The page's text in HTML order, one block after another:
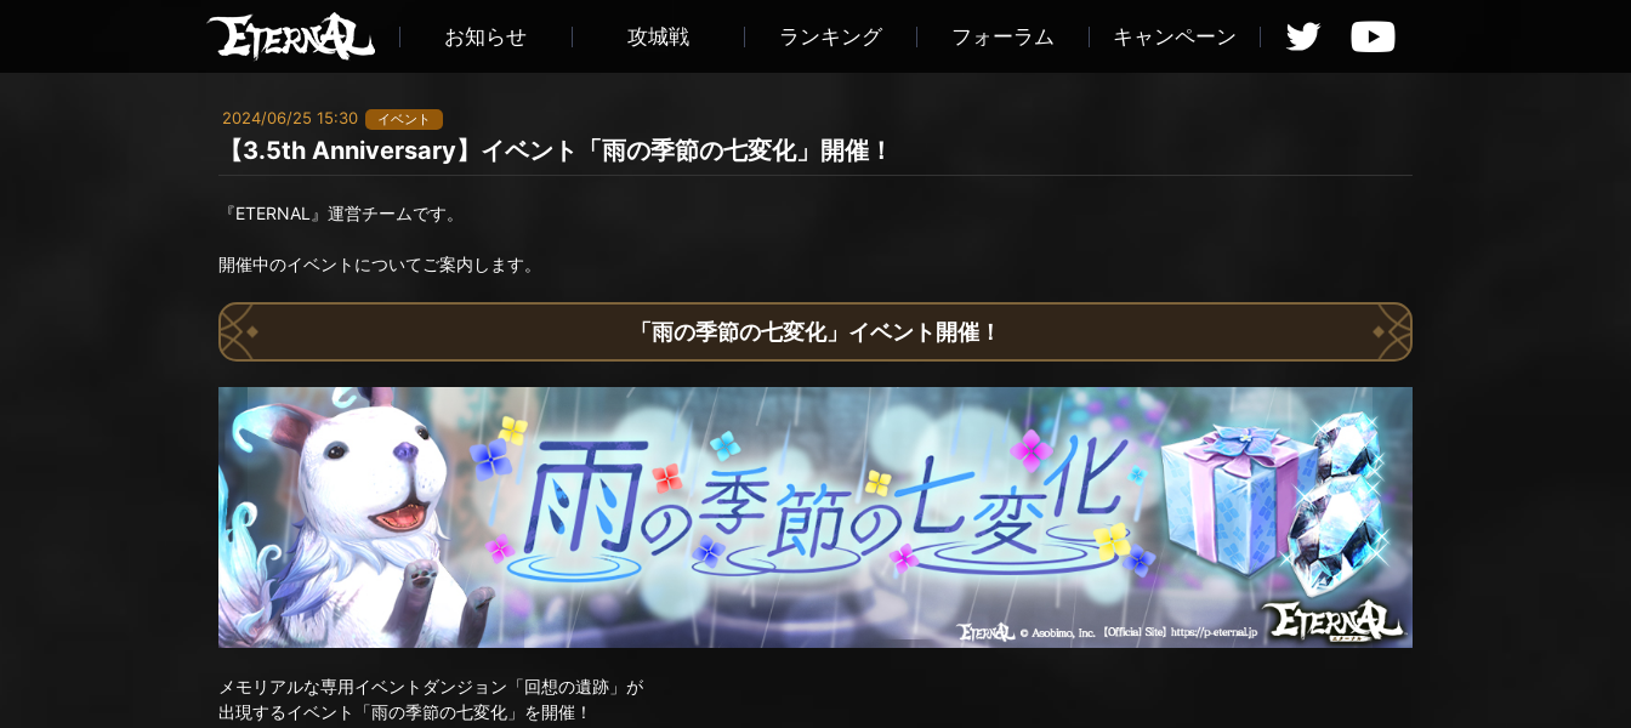
お知らせ 攻城戦 ランキング フォーラム キャンペーン
2024/06/25 15:30 イベント
【3.5th Anniversary】イベント「雨の季節の七変化」開催！
『ETERNAL』運営チームです。
開催中のイベントについてご案内します。
「雨の季節の七変化」イベント開催！
メモリアルな専用イベントダンジョン「回想の遺跡」が
出現するイベント「雨の季節の七変化」を開催！